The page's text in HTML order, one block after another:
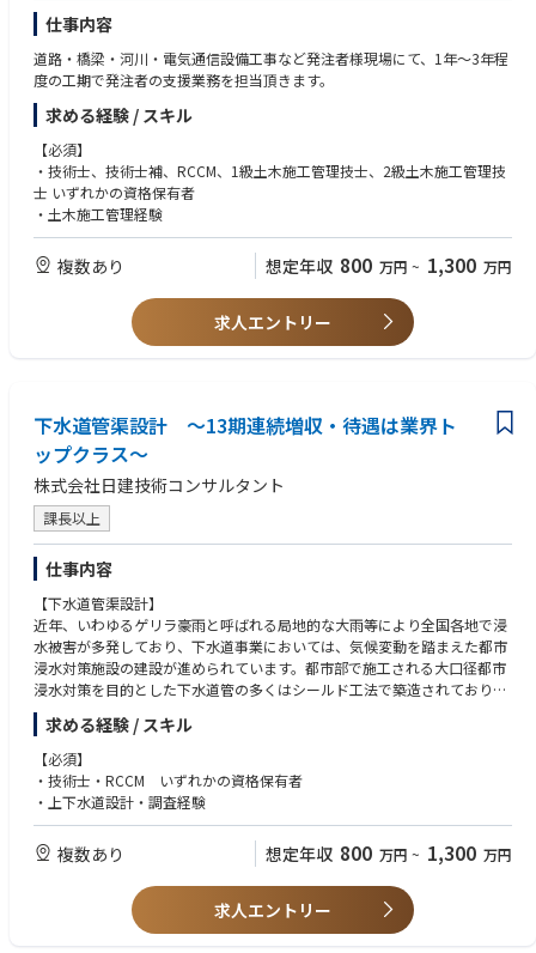
仕事内容
道路・橋梁・河川・電気通信設備工事など発注者様現場にて、1年～3年程
度の工期で発注者の支援業務を担当頂きます。
求める経験 / スキル
【必須】
・技術士、技術士補、RCCM、1級土木施工管理技士、2級土木施工管理技
士 いずれかの資格保有者
・土木施工管理経験
複数あり 想定年収 800 万円 ~ 1,300 万円
求人エントリー
下水道管渠設計 ～13期連続増収・待遇は業界ト
ップクラス～
株式会社日建技術コンサルタント
課長以上
仕事内容
【下水道管渠設計】
近年、いわゆるゲリラ豪雨と呼ばれる局地的な大雨等により全国各地で浸
水被害が多発しており、下水道事業においては、気候変動を踏まえた都市
浸水対策施設の建設が進められています。都市部で施工される大口径都市
浸水対策を目的とした下水道管の多くはシールド工法で築造されており、
近年の地下利用状況に連動して大深度で計画される事が増えています。下
水道管渠工事は、一般的に大部分が市街地道路内での施工となるため、道
路交通や周辺環境等への影響、あるいは輻輳した地下埋設物道路橋基礎と
の近接施工など、厳しい制約条件の中で行われています。そのことから、
経済性・施工性・維持管理性それぞれの観点を考え設計を行います。
※中途採用募集要項という冊子を準備しておりますので、選考時にお渡し
させて頂きます。
求める経験 / スキル
【必須】
・技術士・RCCM いずれかの資格保有者
・上下水道設計・調査経験
複数あり 想定年収 800 万円 ~ 1,300 万円
求人エントリー